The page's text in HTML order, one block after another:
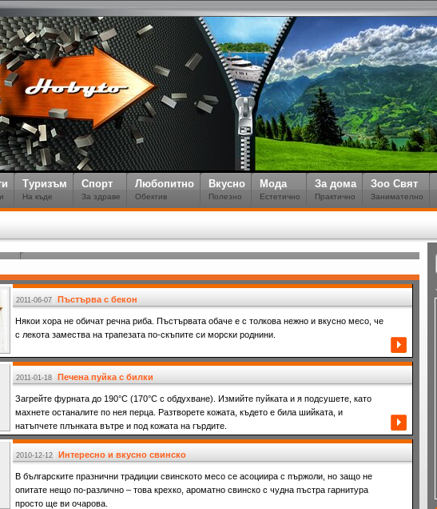
Туризъм
На къде
Спорт
За здраве
Любопитно
Обектив
Вкусно
Полезно
Мода
Естетично
За дома
Практично
Зоо Свят
Занимателно
2011-06-07 Пъстърва с бекон
Някои хора не обичат речна риба. Пъстървата обаче е с толкова нежно и вкусно месо, че
с лекота замества на трапезата по-скъпите си морски роднини.
2011-01-18 Печена пуйка с билки
Загрейте фурната до 190°С (170°С с обдухване). Измийте пуйката и я подсушете, като
махнете останалите по нея перца. Разтворете кожата, където е била шийката, и
натъпчете плънката вътре и под кожата на гърдите.
2010-12-12 Интересно и вкусно свинско
В българските празнични традиции свинското месо се асоциира с пържоли, но защо не
опитате нещо по-различно – това крехко, ароматно свинско с чудна пъстра гарнитура
просто ще ви очарова.